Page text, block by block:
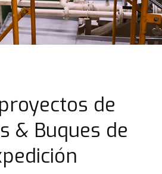
de
& Buques de